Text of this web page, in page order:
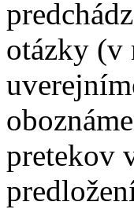
otázky (v
pretekov